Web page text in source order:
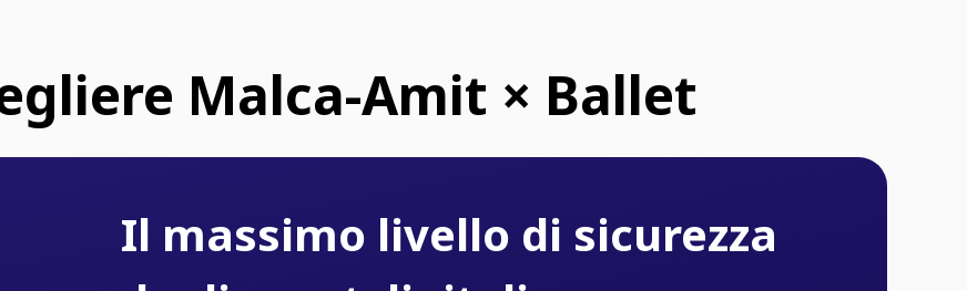
Malca-Amit × Ballet
Il massimo livello di sicurezza